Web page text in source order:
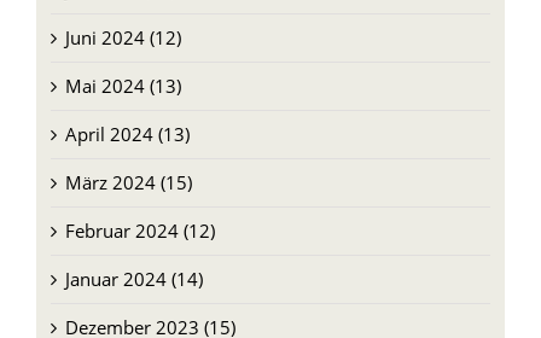
Juni 2024 (12)
Mai 2024 (13)
April 2024 (13)
März 2024 (15)
Februar 2024 (12)
Januar 2024 (14)
Dezember 2023 (15)